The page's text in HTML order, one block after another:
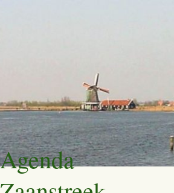
Ga
naar
de
inhoud
Agenda